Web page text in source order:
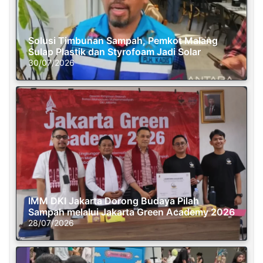
Solusi Timbunan Sampah, Pemkot Malang
Sulap Plastik dan Styrofoam Jadi Solar
30/07/2026
IMM DKI Jakarta Dorong Budaya Pilah
Sampah melalui Jakarta Green Academy 2026
28/07/2026